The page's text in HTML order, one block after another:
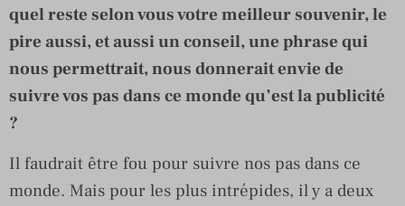
quel reste selon vous votre meilleur souvenir, le
pire aussi, et aussi un conseil, une phrase qui
nous permettrait, nous donnerait envie de
suivre vos pas dans ce monde qu’est la publicité
?
Il faudrait être fou pour suivre nos pas dans ce
monde. Mais pour les plus intrépides, il y a deux